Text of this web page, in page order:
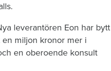
leverantören Eon har bytt
en miljon kronor mer i
en oberoende konsult